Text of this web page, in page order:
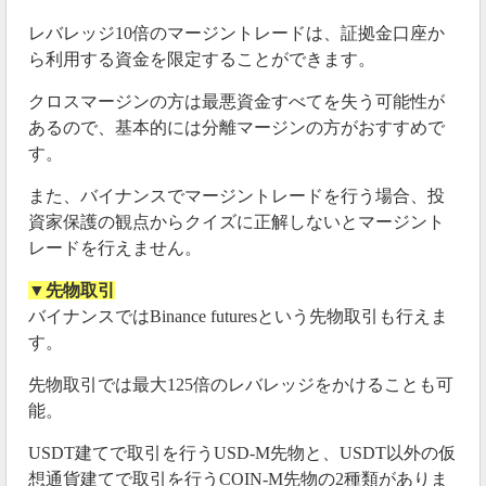
レバレッジ10倍のマージントレードは、証拠金口座か
ら利用する資金を限定することができます。
クロスマージンの方は最悪資金すべてを失う可能性が
あるので、基本的には分離マージンの方がおすすめで
す。
また、バイナンスでマージントレードを行う場合、投
資家保護の観点からクイズに正解しないとマージント
レードを行えません。
▼先物取引
バイナンスではBinance futuresという先物取引も行えま
す。
先物取引では最大125倍のレバレッジをかけることも可
能。
USDT建てで取引を行うUSD-M先物と、USDT以外の仮
想通貨建てで取引を行うCOIN-M先物の2種類がありま